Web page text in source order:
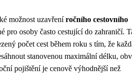
možnost uzavřeníročního cestovního
pro osoby často cestující do zahraničí.
počet cest během roku s tím, že
stanovenou maximální délku,
pojištění je cenově výhodnější než